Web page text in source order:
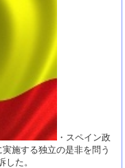
・スペイン政
施する独立の是非を問う
した。